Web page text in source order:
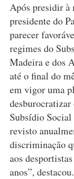
Após presidir à
presidente do
parecer
regimes do
Madeira e dos
até o final do
em vigor uma
desburocratizar
Subsídio
revisto
discriminação
aos
anos”, destacou.